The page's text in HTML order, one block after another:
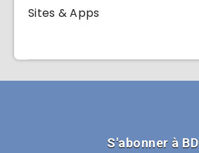
Sites & Apps
S'abonner à